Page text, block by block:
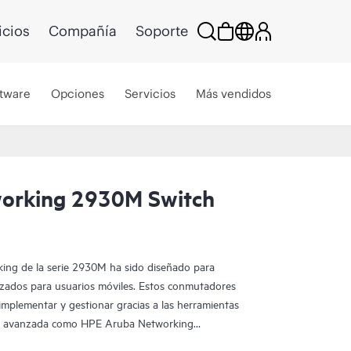
Compañía Soporte
Opciones Servicios Más vendidos
2930M Switch
de la serie 2930M ha sido diseñado para
para usuarios móviles. Estos conmutadores
y gestionar gracias a las herramientas
como HPE Aruba Networking